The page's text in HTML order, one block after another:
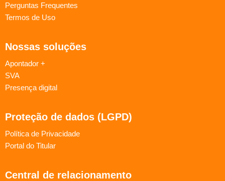
Perguntas Frequentes
Termos de Uso
Nossas soluções
Apontador +
SVA
Presença digital
Proteção de dados (LGPD)
Política de Privacidade
Portal do Titular
Central de relacionamento